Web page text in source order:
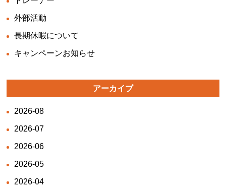
外部活動
長期休暇について
キャンペーンお知らせ
アーカイブ
2026-08
2026-07
2026-06
2026-05
2026-04